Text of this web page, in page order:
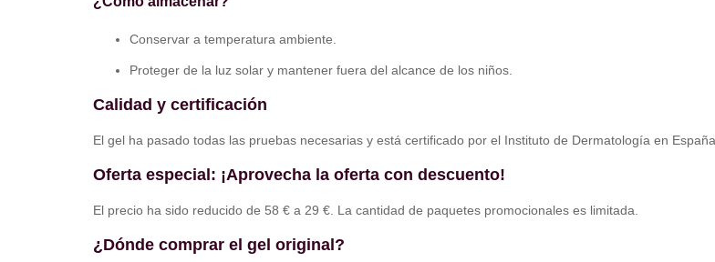
Conservar a temperatura ambiente.
Proteger de la luz solar y mantener fuera del alcance de los niños.
Calidad y certificación
El gel ha pasado todas las pruebas necesarias y está certificado por el Instituto de Dermatología en
Oferta especial: ¡Aprovecha la oferta con descuento!
El precio ha sido reducido de 58 € a 29 €. La cantidad de paquetes promocionales es limitada.
¿Dónde comprar el gel original?